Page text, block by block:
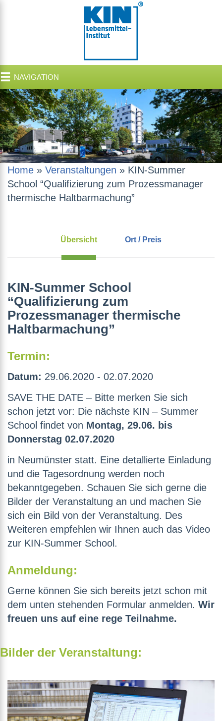
NAVIGATION
Home » Veranstaltungen » KIN-Summer
School “Qualifizierung zum Prozessmanager
thermische Haltbarmachung”
Übersicht Ort / Preis
KIN-Summer School
“Qualifizierung zum
Prozessmanager thermische
Haltbarmachung”
Termin:
Datum: 29.06.2020 - 02.07.2020
SAVE THE DATE – Bitte merken Sie sich
schon jetzt vor: Die nächste KIN – Summer
School findet von Montag, 29.06. bis
Donnerstag 02.07.2020
in Neumünster statt. Eine detallierte Einladung
und die Tagesordnung werden noch
bekanntgegeben. Schauen Sie sich gerne die
Bilder der Veranstaltung an und machen Sie
sich ein Bild von der Veranstaltung. Des
Weiteren empfehlen wir Ihnen auch das Video
zur KIN-Summer School.
Anmeldung:
Gerne können Sie sich bereits jetzt schon mit
dem unten stehenden Formular anmelden. Wir
freuen uns auf eine rege Teilnahme.
Bilder der Veranstaltung: